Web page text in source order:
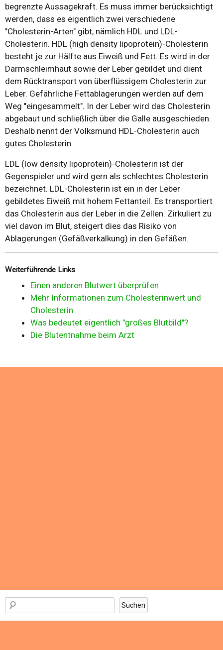
begrenzte Aussagekraft. Es muss immer berücksichtigt
werden, dass es eigentlich zwei verschiedene
"Cholesterin-Arten" gibt, nämlich HDL und LDL-
Cholesterin. HDL (high density lipoprotein)-Cholesterin
besteht je zur Hälfte aus Eiweiß und Fett. Es wird in der
Darmschleimhaut sowie der Leber gebildet und dient
dem Rücktransport von überflüssigem Cholesterin zur
Leber. Gefährliche Fettablagerungen werden auf dem
Weg "eingesammelt". In der Leber wird das Cholesterin
abgebaut und schließlich über die Galle ausgeschieden.
Deshalb nennt der Volksmund HDL-Cholesterin auch
gutes Cholesterin.
LDL (low density lipoprotein)-Cholesterin ist der
Gegenspieler und wird gern als schlechtes Cholesterin
bezeichnet. LDL-Cholesterin ist ein in der Leber
gebildetes Eiweiß mit hohem Fettanteil. Es transportiert
das Cholesterin aus der Leber in die Zellen. Zirkuliert zu
viel davon im Blut, steigert dies das Risiko von
Ablagerungen (Gefäßverkalkung) in den Gefäßen.
Weiterführende Links
Einen anderen Blutwert überprüfen
Mehr Informationen zum Cholesterinwert und
Cholesterin
Was bedeutet eigentlich "großes Blutbild"?
Die Blutentnahme beim Arzt